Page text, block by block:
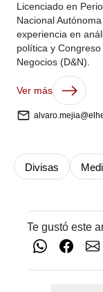
Licenciado en
Nacional
experiencia en
política y
Negocios (D&N).
Ver más
Divisas
Te gustó este